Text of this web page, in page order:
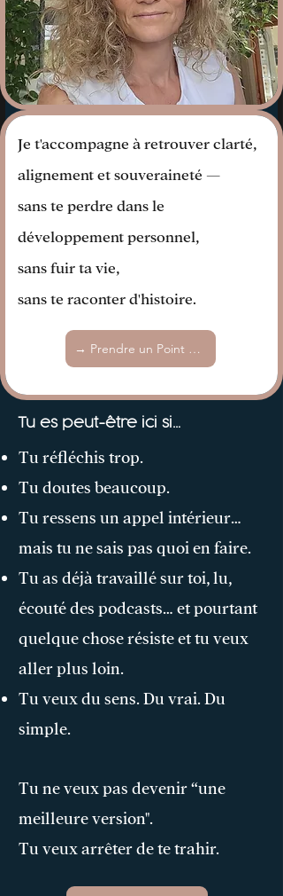
Je t'accompagne à retrouver clarté,
alignement et souveraineté —
sans te perdre dans le
développement personnel,
sans fuir ta vie,
sans te raconter d'histoire.​
→ Prendre un Point Clarté
Tu es peut-être ici si…
Tu réfléchis trop.
Tu doutes beaucoup.
Tu ressens un appel intérieur…
mais tu ne sais pas quoi en faire.
Tu as déjà travaillé sur toi, lu,
écouté des podcasts… et pourtant
quelque chose résiste et tu veux
aller plus loin.
Tu veux du sens. Du vrai. Du
simple.
Tu ne veux pas devenir “une
meilleure version".
Tu veux arrêter de te trahir.